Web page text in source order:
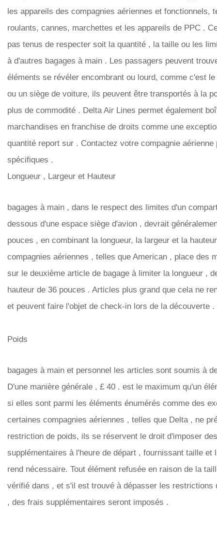
les appareils des compagnies aériennes et fonctionnels,
roulants, cannes, marchettes et les appareils de PPC .
pas tenus de respecter soit la quantité , la taille ou les
à d'autres bagages à main . Les passagers peuvent
éléments se révéler encombrant ou lourd, comme c'est
ou un siège de voiture, ils peuvent être transportés à la
plus de commodité . Delta Air Lines permet également
marchandises en franchise de droits comme une
quantité report sur ​​. Contactez votre compagnie
spécifiques .
Longueur , Largeur et Hauteur
bagages à main , dans le respect des limites d'un
dessous d'une espace siège d'avion , devrait
pouces , en combinant la longueur, la largeur et la
compagnies aériennes , telles que American , place des
sur le deuxième article de bagage à limiter la longueur ,
hauteur de 36 pouces . Articles plus grand que cela ne
et peuvent faire l'objet de check-in lors de la découverte .
Poids
bagages à main et personnel les articles sont soumis à
D'une manière générale , £ 40 . est le maximum qu'un
si elles sont parmi les éléments énumérés comme des
certaines compagnies aériennes , telles que Delta , ne
restriction de poids, ils se réservent le droit d'imposer
supplémentaires à l'heure de départ , fournissant taille et
rend nécessaire. Tout élément refusée en raison de la
vérifié dans , et s'il est trouvé à dépasser les restrictions
, des frais supplémentaires seront imposés .